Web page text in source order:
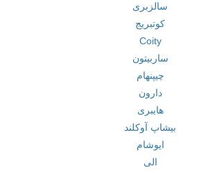
سالزبری
کوتبریج
Coity
ساربیتون
چیپنهام
دارون
هایبری
بیشاپ آوکلند
ایوشام
الی